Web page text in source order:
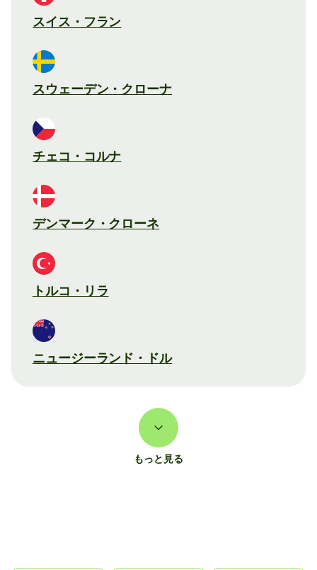
スイス・フラン
スウェーデン・クローナ
チェコ・コルナ
デンマーク・クローネ
トルコ・リラ
ニュージーランド・ドル
もっと見る